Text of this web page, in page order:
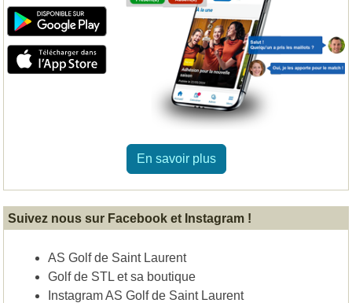
En savoir plus
Suivez nous sur Facebook et Instagram !
AS Golf de Saint Laurent
Golf de STL et sa boutique
Instagram AS Golf de Saint Laurent